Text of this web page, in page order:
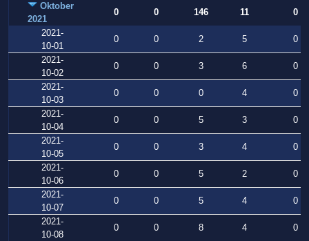
Oktober
2021
0 0 146 11
0
2021-
10-01
0 0 2 5
0
2021-
10-02
0 0 3 6
0
2021-
10-03
0 0 0 4
0
2021-
10-04
0 0 5 3
0
2021-
10-05
0 0 3 4
0
2021-
10-06
0 0 5 2
0
2021-
10-07
0 0 5 4
0
2021-
10-08
0 0 8 4
0